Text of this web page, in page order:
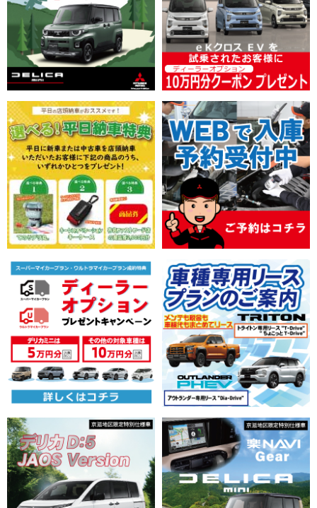
年記念仕様」展示情報を公開しました。
2026/07/31 キャンペーン
【京都三菱自動車販売株式会社】8月 メンテナンスフェア情
報を更新しました。
2026/07/30 イベント
【京都三菱自動車販売】8/1-9開催『サマーフェア』情報公
開しました。
2026/07/27 キャンペーン
【滋賀三菱自動車販売株式会社】8月 メンテナンスお得情報
を更新しました。
2026/07/18 お知らせ
【三菱自動車工業株式会社】「2026年 小学生自動車相談
2026/07/02 お知らせ
【京都三菱自動車販売グループ】クールダウン休憩に関する
案内を掲載しました。
2026/06/30 イベント
【京都三菱自動車販売株式会社】「デリカミニ トミカ55周
年記念仕様」展示情報を公開しました。
【三菱自動車工業株式会社】新型クロスカントリーSUV『パ
ジェロ』で冒険心に応える本格的な走破性を実現
2026/06/29 お知らせ
【京都三菱自動車販売グループ】三菱純正コーティング 情